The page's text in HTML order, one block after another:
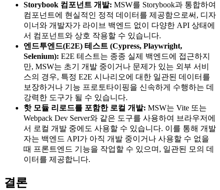
Storybook 컴포넌트 개발: MSW를 Storybook과 통합하여
컴포넌트에 현실적인 정적 데이터를 제공함으로써, 디자
이너와 개발자가 라이브 백엔드 없이 다양한 API 상태에
서 컴포넌트와 상호 작용할 수 있습니다.
엔드투엔드(E2E) 테스트 (Cypress, Playwright,
Selenium): E2E 테스트는 종종 실제 백엔드에 접근하지
만, MSW는 초기 개발 중이거나 문제가 있는 외부 서비
스의 경우, 특정 E2E 시나리오에 대한 일관된 데이터를
보장하거나 기능 프로토타이핑을 신속하게 수행하는 데
강력한 도구가 될 수 있습니다.
핫 모듈 리로드를 포함한 로컬 개발: MSW는 Vite 또는
Webpack Dev Server와 같은 도구를 사용하여 브라우저에
서 로컬 개발 중에도 사용할 수 있습니다. 이를 통해 개발
자는 백엔드 API가 아직 개발 중이거나 사용할 수 없을
때 프론트엔드 기능을 작업할 수 있으며, 일관된 모의 데
이터를 제공합니다.
결론